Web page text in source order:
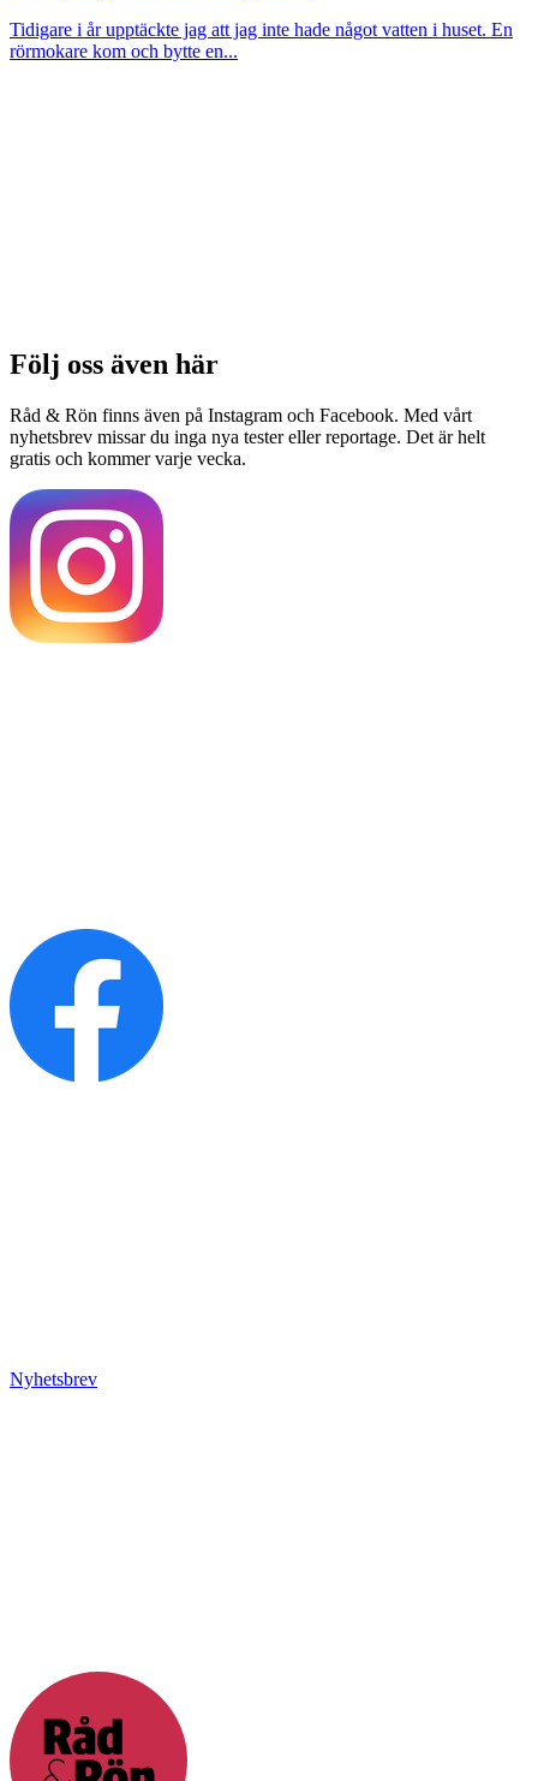
Tidigare i år upptäckte jag att jag inte hade något vatten i huset. En
rörmokare kom och bytte en...
Följ oss även här
Råd & Rön finns även på Instagram och Facebook. Med vårt
nyhetsbrev missar du inga nya tester eller reportage. Det är helt
gratis och kommer varje vecka.
Nyhetsbrev